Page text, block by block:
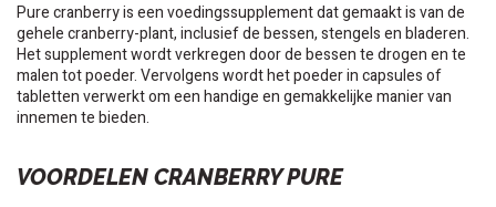
Pure cranberry is een voedingssupplement dat gemaakt is van de
gehele cranberry-plant, inclusief de bessen, stengels en bladeren.
Het supplement wordt verkregen door de bessen te drogen en te
malen tot poeder. Vervolgens wordt het poeder in capsules of
tabletten verwerkt om een handige en gemakkelijke manier van
innemen te bieden.
VOORDELEN CRANBERRY PURE